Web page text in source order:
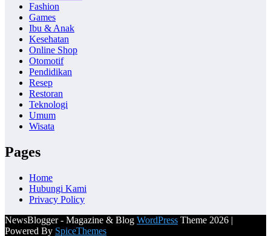
Fashion
Games
Ibu & Anak
Kesehatan
Online Shop
Otomotif
Pendidikan
Resep
Restoran
Teknologi
Umum
Wisata
Pages
Home
Hubungi Kami
Privacy Policy
NewsBlogger - Magazine & Blog WordPress Theme 2026 |
Powered By SpiceThemes